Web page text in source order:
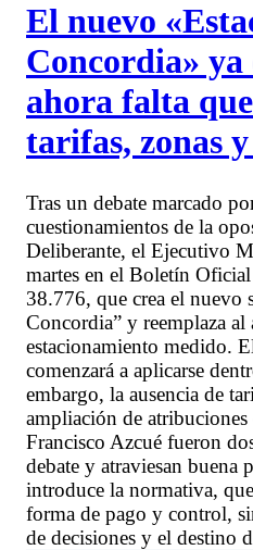
El nuevo
Concordia» ya
ahora falta
tarifas, zonas
Tras un debate marcado
cuestionamientos de la
Deliberante, el Ejecutivo
martes en el Boletín
38.776, que crea el nuevo
Concordia” y reemplaza
estacionamiento medido.
comenzará a aplicarse
embargo, la ausencia de
ampliación de
Francisco Azcué fueron
debate y atraviesan buena
introduce la normativa,
forma de pago y control,
de decisiones y el destino